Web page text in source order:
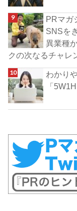
PRマガ
SNSを
異業種
クの次なるチャレ
わかり
「